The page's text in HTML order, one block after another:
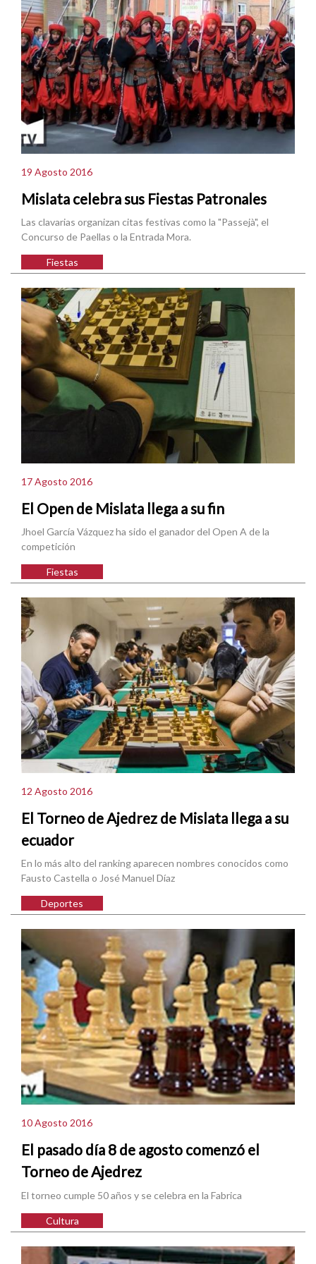
19 Agosto 2016
Mislata celebra sus Fiestas Patronales
Las clavarias organizan citas festivas como la "Passejà", el
Concurso de Paellas o la Entrada Mora.
Fiestas
17 Agosto 2016
El Open de Mislata llega a su fin
Jhoel García Vázquez ha sido el ganador del Open A de la
competición
Fiestas
12 Agosto 2016
El Torneo de Ajedrez de Mislata llega a su
ecuador
En lo más alto del ranking aparecen nombres conocidos como
Fausto Castella o José Manuel Díaz
Deportes
10 Agosto 2016
El pasado día 8 de agosto comenzó el
Torneo de Ajedrez
El torneo cumple 50 años y se celebra en la Fabrica
Cultura